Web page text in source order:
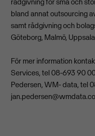
bland annat outsourcing
samt rådgivning och
Göteborg, Malmö,
För mer information
Services, tel 08-693 90
Pedersen, WM- data, tel